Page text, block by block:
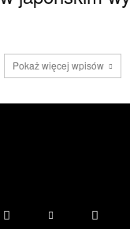
Pokaż więcej wpisów